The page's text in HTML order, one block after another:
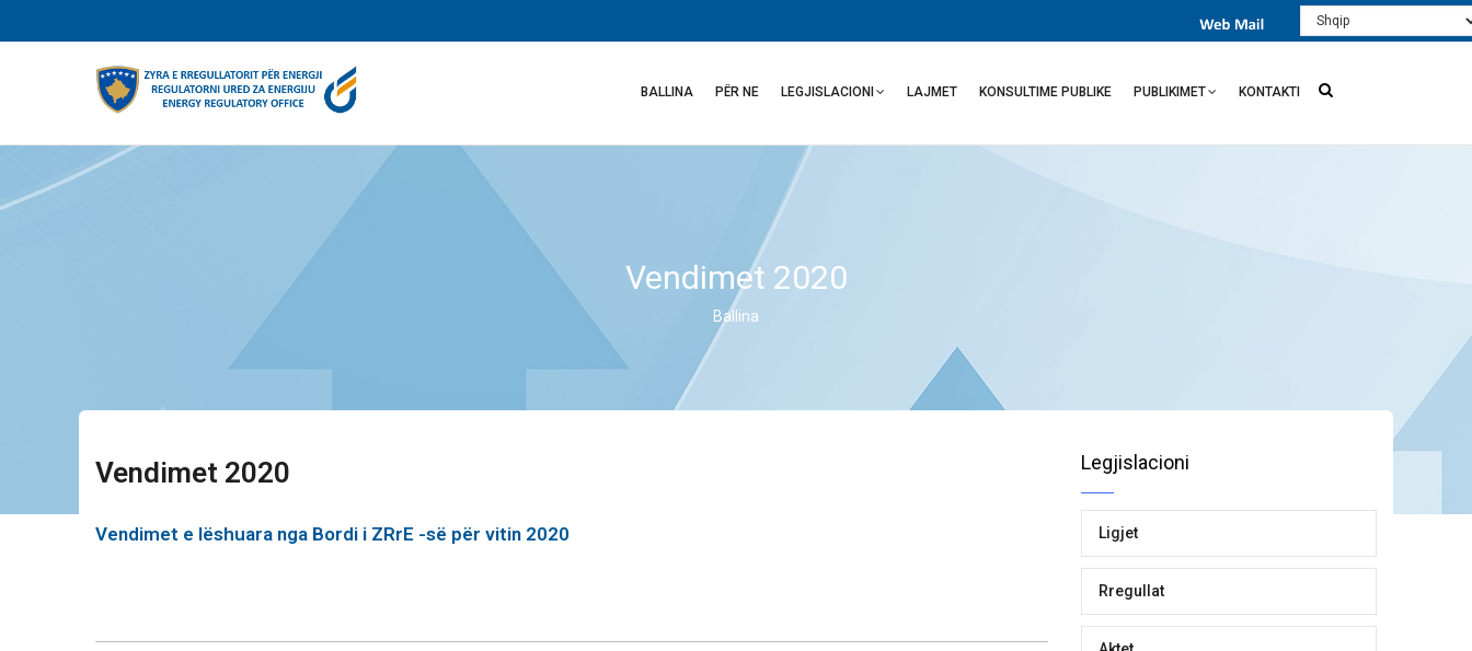
to
Select
your
BALLINA PËR NE LEGJISLACIONI LAJMET KONSULTIME PUBLIKE PUBLIKIMET KONTAKTI
Vendimet 2020
Breadcrumb
Ballina
Vendimet 2020
Vendimet e lëshuara nga Bordi i ZRrE -së për vitin 2020
Legjislacioni
Ligjet
Rregullat